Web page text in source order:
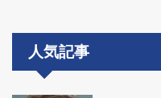
人気記事